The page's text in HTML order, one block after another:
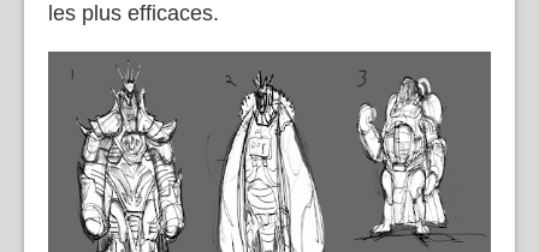
les plus efficaces.